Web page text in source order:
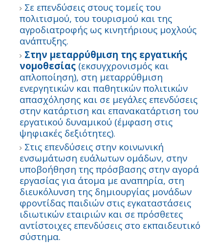
Σε επενδύσεις στους τομείς του
πολιτισμού, του τουρισμού και της
αγροδιατροφής ως κινητήριους μοχλούς
ανάπτυξης.
Στην μεταρρύθμιση της εργατικής
νομοθεσίας (εκσυγχρονισμός και
απλοποίηση), στη μεταρρύθμιση
ενεργητικών και παθητικών πολιτικών
απασχόλησης και σε μεγάλες επενδύσεις
στην κατάρτιση και επανακατάρτιση του
εργατικού δυναμικού (έμφαση στις
ψηφιακές δεξιότητες).
Στις επενδύσεις στην κοινωνική
ενσωμάτωση ευάλωτων ομάδων, στην
υποβοήθηση της πρόσβασης στην αγορά
εργασίας για άτομα με αναπηρία, στη
διευκόλυνση της δημιουργίας μονάδων
φροντίδας παιδιών στις εγκαταστάσεις
ιδιωτικών εταιριών και σε πρόσθετες
αντίστοιχες επενδύσεις στο εκπαιδευτικό
σύστημα.